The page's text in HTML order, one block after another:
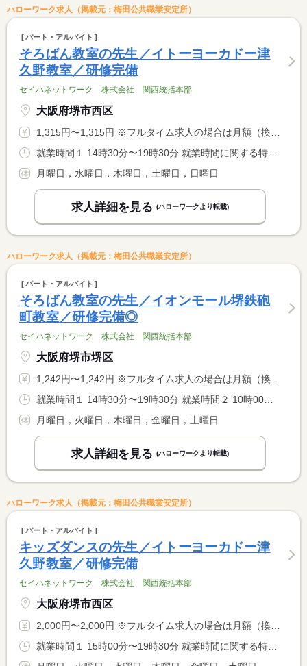
ハローワーク求人（掲載元：梅田公共職業安定所）
パート・アルバイト
そろばん教室の先生／イトーヨーカドー津
久野教室／研修完備
セイハネットワーク 株式会社 関西統括本部
大阪府堺市西区
1,315円〜1,315円 ※フルタイム求人の場合は月額（換算額）、パート求人の場合は時間額を表示しています。
就業時間１ 14時30分〜19時30分 就業時間に関する特記事項 火曜日・金曜日
月曜日，水曜日，木曜日，土曜日，日曜日
求人詳細を見る (ハローワークより転載)
ハローワーク求人（掲載元：梅田公共職業安定所）
パート・アルバイト
そろばん教室の先生／イオンモール堺鉄砲
町教室／研修完備◎
セイハネットワーク 株式会社 関西統括本部
大阪府堺市堺区
1,242円〜1,242円 ※フルタイム求人の場合は月額（換算額）、パート求人の場合は時間額を表示しています。
就業時間１ 14時30分〜19時30分 就業時間２ 10時00分〜19時00分 就業時間に関する特記事項 （１）水曜日 休憩なし <BR> （２）日曜日 休憩６０分
月曜日，火曜日，木曜日，金曜日，土曜日
求人詳細を見る (ハローワークより転載)
ハローワーク求人（掲載元：梅田公共職業安定所）
パート・アルバイト
キッズダンスの先生／イトーヨーカドー津
久野教室／研修完備
セイハネットワーク 株式会社 関西統括本部
大阪府堺市西区
2,000円〜2,000円 ※フルタイム求人の場合は月額（換算額）、パート求人の場合は時間額を表示しています。
就業時間１ 15時00分〜19時30分 就業時間に関する特記事項 日曜日